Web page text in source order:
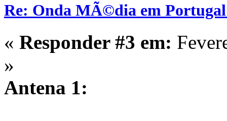
Re: Onda MÃ©dia em
« Responder #3 em:
»
Antena 1: